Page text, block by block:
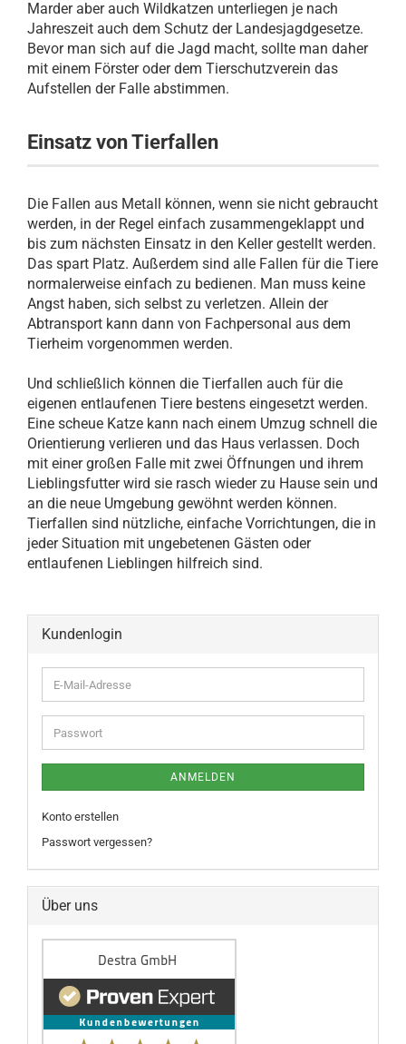
Marder aber auch Wildkatzen unterliegen je nach
Jahreszeit auch dem Schutz der Landesjagdgesetze.
Bevor man sich auf die Jagd macht, sollte man daher
mit einem Förster oder dem Tierschutzverein das
Aufstellen der Falle abstimmen.
Einsatz von Tierfallen
Die Fallen aus Metall können, wenn sie nicht gebraucht
werden, in der Regel einfach zusammengeklappt und
bis zum nächsten Einsatz in den Keller gestellt werden.
Das spart Platz. Außerdem sind alle Fallen für die Tiere
normalerweise einfach zu bedienen. Man muss keine
Angst haben, sich selbst zu verletzen. Allein der
Abtransport kann dann von Fachpersonal aus dem
Tierheim vorgenommen werden.
Und schließlich können die Tierfallen auch für die
eigenen entlaufenen Tiere bestens eingesetzt werden.
Eine scheue Katze kann nach einem Umzug schnell die
Orientierung verlieren und das Haus verlassen. Doch
mit einer großen Falle mit zwei Öffnungen und ihrem
Lieblingsfutter wird sie rasch wieder zu Hause sein und
an die neue Umgebung gewöhnt werden können.
Tierfallen sind nützliche, einfache Vorrichtungen, die in
jeder Situation mit ungebetenen Gästen oder
entlaufenen Lieblingen hilfreich sind.
Kundenlogin
ANMELDEN
Konto erstellen
Passwort vergessen?
Über uns